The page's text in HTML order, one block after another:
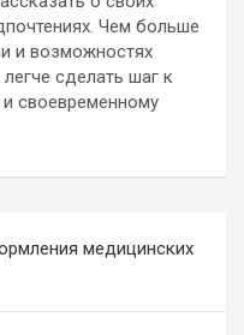
Чем больше
и возможностях
сделать шаг к
своевременному
медицинских